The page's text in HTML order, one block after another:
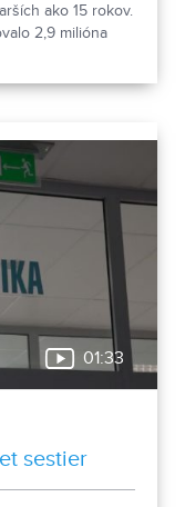
ako 15 rokov.
2,9 milióna
01:33
sestier